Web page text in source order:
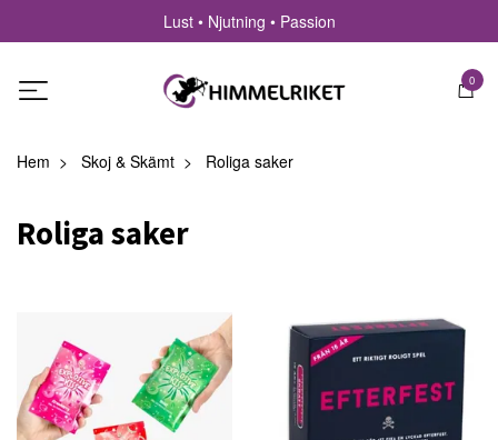
Lust • Njutning • Passion
0
Hem Skoj & Skämt Roliga saker
Roliga saker